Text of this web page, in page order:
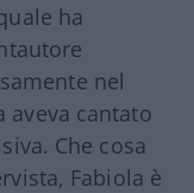
ha
nel
aveva cantato
Che cosa
Fabiola è